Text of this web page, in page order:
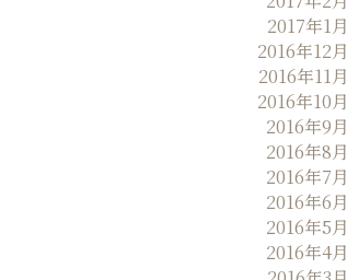
2017年1月
2016年12月
2016年11月
2016年10月
2016年9月
2016年8月
2016年7月
2016年6月
2016年5月
2016年4月